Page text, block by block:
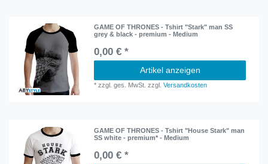
GAME OF THRONES - Tshirt "Stark" man SS
grey & black - premium - Medium
0,00 € *
Artikel anzeigen
*zzgl. ges. MwSt. zzgl.Versandkosten
GAME OF THRONES - Tshirt "House Stark" man
SS white - premium* - Medium
0,00 € *